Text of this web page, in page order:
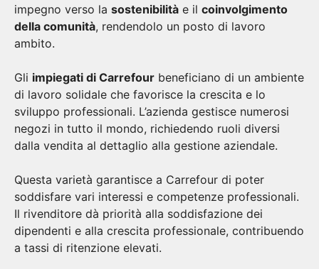
impegno verso la sostenibilità e il coinvolgimento
della comunità, rendendolo un posto di lavoro
ambito.
Gli impiegati di Carrefour beneficiano di un ambiente
di lavoro solidale che favorisce la crescita e lo
sviluppo professionali. L’azienda gestisce numerosi
negozi in tutto il mondo, richiedendo ruoli diversi
dalla vendita al dettaglio alla gestione aziendale.
Questa varietà garantisce a Carrefour di poter
soddisfare vari interessi e competenze professionali.
Il rivenditore dà priorità alla soddisfazione dei
dipendenti e alla crescita professionale, contribuendo
a tassi di ritenzione elevati.